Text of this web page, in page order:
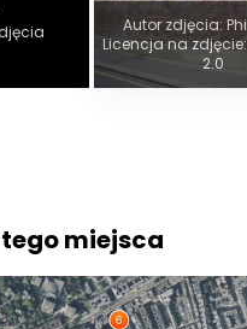
Autor zdjęcia:
Licencja na
2.0
miejsca